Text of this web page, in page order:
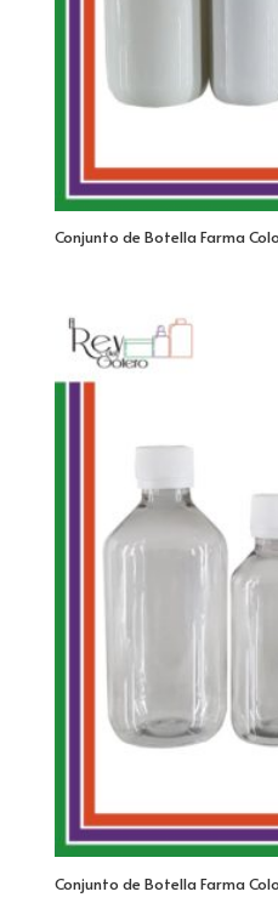
Conjunto de Botella Farma
Conjunto de Botella Farma